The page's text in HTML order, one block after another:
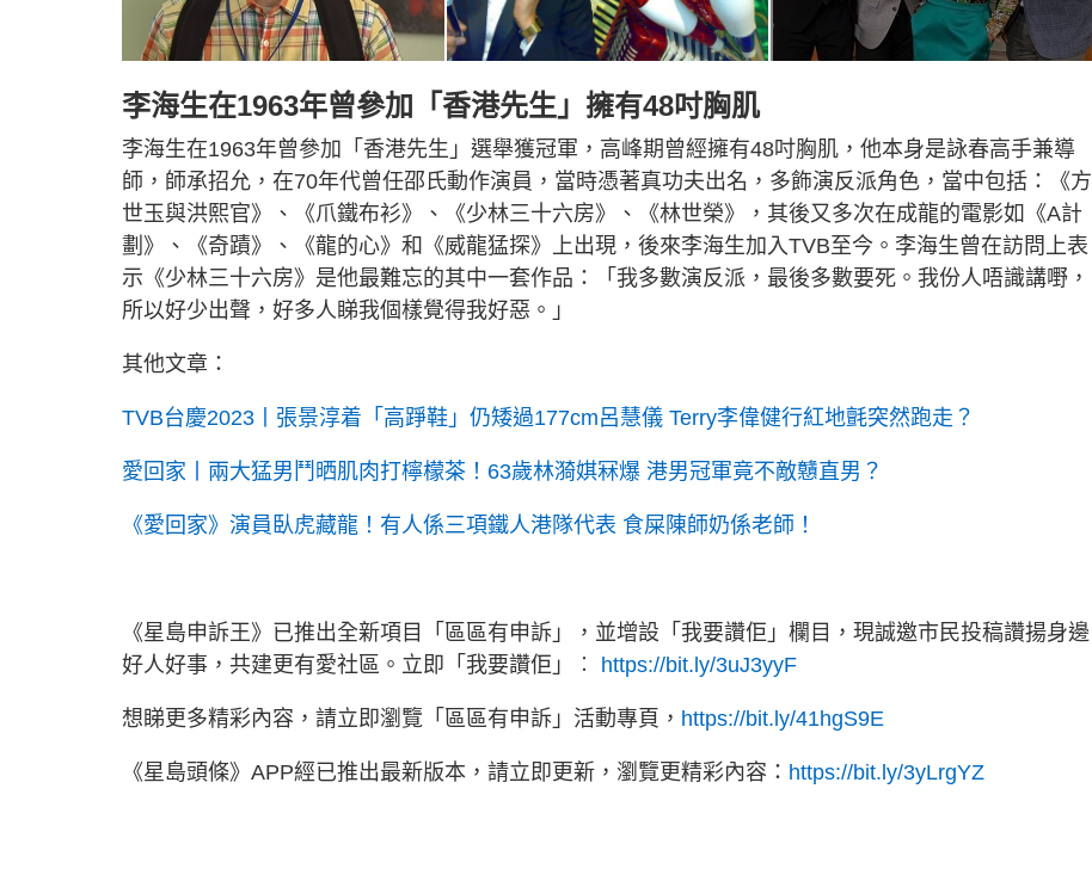
李海生在1963年曾參加「香港先生」擁有48吋胸肌
李海生在1963年曾參加「香港先生」選舉獲冠軍，高峰期曾經擁有48吋胸肌，他本身是詠春高手兼導
師，師承招允，在70年代曾任邵氏動作演員，當時憑著真功夫出名，多飾演反派角色，當中包括：《方
世玉與洪熙官》、《爪鐵布衫》、《少林三十六房》、《林世榮》，其後又多次在成龍的電影如《A計
劃》、《奇蹟》、《龍的心》和《威龍猛探》上出現，後來李海生加入TVB至今。李海生曾在訪問上表
示《少林三十六房》是他最難忘的其中一套作品：「我多數演反派，最後多數要死。我份人唔識講嘢，
所以好少出聲，好多人睇我個樣覺得我好惡。」
其他文章：
TVB台慶2023丨張景淳着「高踭鞋」仍矮過177cm呂慧儀 Terry李偉健行紅地氈突然跑走？
愛回家丨兩大猛男鬥晒肌肉打檸檬茶！63歲林漪娸冧爆 港男冠軍竟不敵戇直男？
《愛回家》演員臥虎藏龍！有人係三項鐵人港隊代表 食屎陳師奶係老師！
《星島申訴王》已推出全新項目「區區有申訴」，並增設「我要讚佢」欄目，現誠邀市民投稿讚揚身邊
好人好事，共建更有愛社區。立即「我要讚佢」︰ https://bit.ly/3uJ3yyF
想睇更多精彩內容，請立即瀏覽「區區有申訴」活動專頁， https://bit.ly/41hgS9E
《星島頭條》APP經已推出最新版本，請立即更新，瀏覽更精彩內容： https://bit.ly/3yLrgYZ